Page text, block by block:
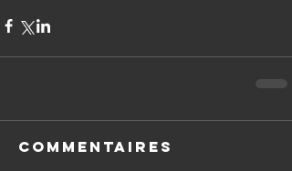
Commentaires